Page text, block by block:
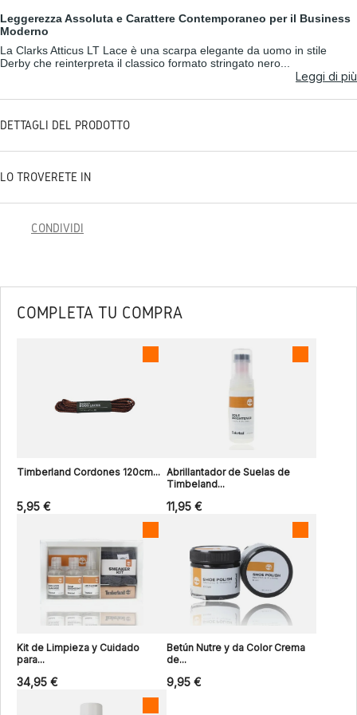
Leggerezza Assoluta e Carattere Contemporaneo per il Business
Moderno
La Clarks Atticus LT Lace è una scarpa elegante da uomo in stile
Derby che reinterpreta il classico formato stringato nero...
Leggi di più
DETTAGLI DEL PRODOTTO
LO TROVERETE IN
CONDIVIDI
COMPLETA TU COMPRA
Timberland Cordones 120cm...
5,95 €
Abrillantador de Suelas de
Timbeland...
11,95 €
Kit de Limpieza y Cuidado
para...
34,95 €
Betún Nutre y da Color Crema
de...
9,95 €